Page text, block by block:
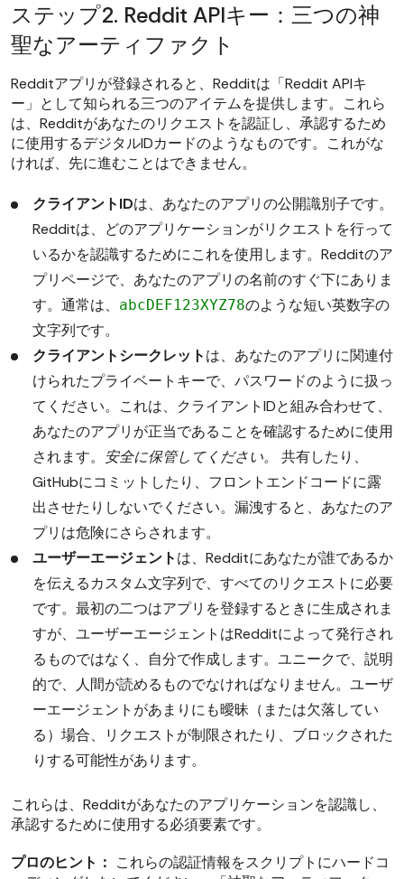
ステップ2. Reddit APIキー：三つの神
聖なアーティファクト
Redditアプリが登録されると、Redditは「Reddit APIキ
ー」として知られる三つのアイテムを提供します。これら
は、Redditがあなたのリクエストを認証し、承認するため
に使用するデジタルIDカードのようなものです。これがな
ければ、先に進むことはできません。
クライアントIDは、あなたのアプリの公開識別子です。
Redditは、どのアプリケーションがリクエストを行って
いるかを認識するためにこれを使用します。Redditのア
プリページで、あなたのアプリの名前のすぐ下にありま
す。通常は、
abcDEF123XYZ78のような短い英数字の
文字列です。
クライアントシークレットは、あなたのアプリに関連付
けられたプライベートキーで、パスワードのように扱っ
てください。これは、クライアントIDと組み合わせて、
あなたのアプリが正当であることを確認するために使用
されます。 安全に保管してください。
共有したり、
GitHubにコミットしたり、フロントエンドコードに露
出させたりしないでください。漏洩すると、あなたのア
プリは危険にさらされます。
ユーザーエージェントは、Redditにあなたが誰であるか
を伝えるカスタム文字列で、すべてのリクエストに必要
です。最初の二つはアプリを登録するときに生成されま
すが、ユーザーエージェントはRedditによって発行され
るものではなく、自分で作成します。ユニークで、説明
的で、人間が読めるものでなければなりません。ユーザ
ーエージェントがあまりにも曖昧（または欠落してい
る）場合、リクエストが制限されたり、ブロックされた
りする可能性があります。
これらは、Redditがあなたのアプリケーションを認識し、
承認するために使用する必須要素です。
プロのヒント： これらの認証情報をスクリプトにハードコ